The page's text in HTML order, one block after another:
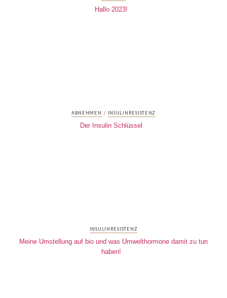
Hallo 2023!
ABNEHMEN / INSULINRESISTENZ
Der Insulin Schlüssel
INSULINRESISTENZ
Meine Umstellung auf bio und was Umwelthormone damit zu tun
haben!